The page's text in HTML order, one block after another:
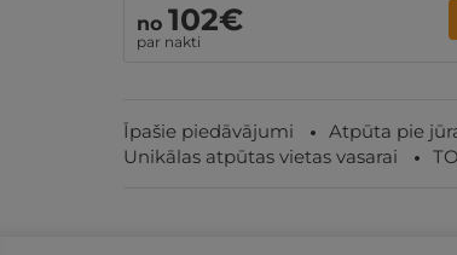
no 102€
par nakti
Īpašie piedāvājumi Atpūta pie
Unikālas atpūtas vietas vasarai